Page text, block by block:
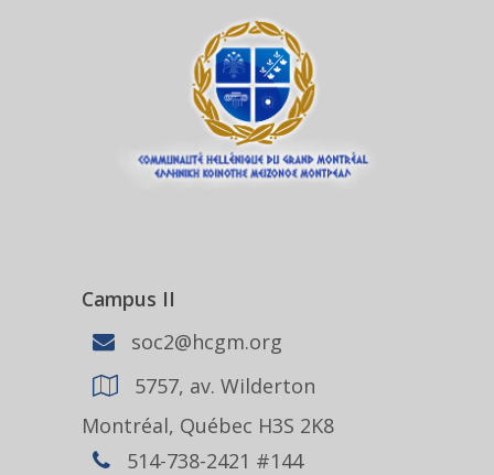
Campus II
soc2@hcgm.org
5757, av. Wilderton
Montréal, Québec H3S 2K8
514-738-2421 #144